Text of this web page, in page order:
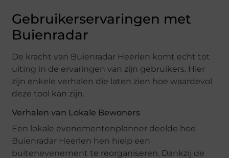
Gebruikerservaringen met
Buienradar
De kracht van Buienradar Heerlen komt echt tot
uiting in de ervaringen van zijn gebruikers. Hier
zijn enkele verhalen die laten zien hoe waardevol
deze tool kan zijn.
Verhalen van Lokale Bewoners
Een lokale evenementenplanner deelde hoe
Buienradar Heerlen hen hielp een
buitenevenement te reorganiseren. Dankzij de